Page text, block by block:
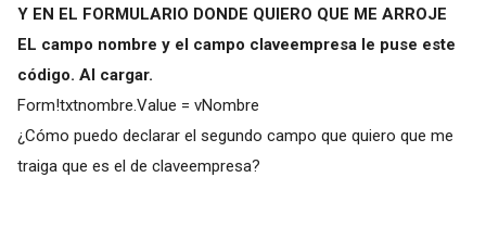
Y EN EL FORMULARIO DONDE QUIERO QUE ME ARROJE
EL campo nombre y el campo claveempresa le puse este
código. Al cargar.
Form!txtnombre.Value = vNombre
¿Cómo puedo declarar el segundo campo que quiero que me
traiga que es el de claveempresa?